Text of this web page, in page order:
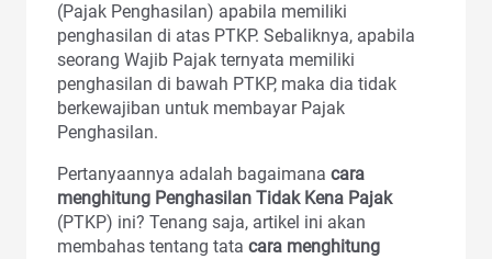
(Pajak Penghasilan) apabila memiliki
penghasilan di atas PTKP. Sebaliknya, apabila
seorang Wajib Pajak ternyata memiliki
penghasilan di bawah PTKP, maka dia tidak
berkewajiban untuk membayar Pajak
Penghasilan.
Pertanyaannya adalah bagaimana cara
menghitung Penghasilan Tidak Kena Pajak
(PTKP) ini? Tenang saja, artikel ini akan
membahas tentang tata cara menghitung